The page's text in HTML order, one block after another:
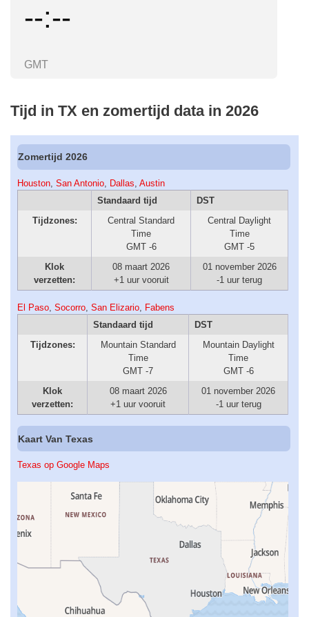
--:--
GMT
Tijd in TX en zomertijd data in 2026
Zomertijd 2026
Houston San Antonio Dallas Austin
Standaard tijd
DST
Tijdzones:
Central Standard
Time
GMT -6
Central Daylight
Time
GMT -5
Klok
verzetten:
08 maart 2026
+1 uur vooruit
01 november 2026
-1 uur terug
El Paso, Socorro, San Elizario, Fabens
Standaard tijd
DST
Tijdzones:
Mountain Standard
Time
GMT -7
Mountain Daylight
Time
GMT -6
Klok
verzetten:
08 maart 2026
+1 uur vooruit
01 november 2026
-1 uur terug
Kaart Van Texas
Texas op Google Maps